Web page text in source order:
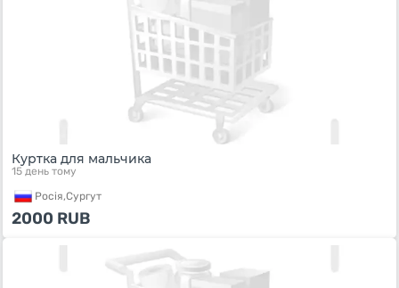
Куртка для мальчика
15 день тому
Росiя,Сургут
2000 RUB